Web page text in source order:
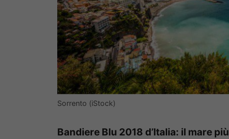
Sorrento (iStock)
Bandiere Blu 2018 d’Italia: il mare